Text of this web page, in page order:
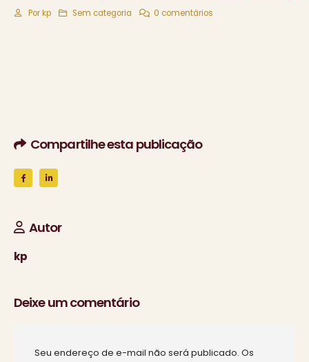
Por kp Sem categoria 0 comentários
Compartilhe esta publicação
Autor
kp
Deixe um comentário
Seu endereço de e-mail não será publicado. Os